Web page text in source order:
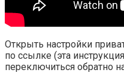
Открыть настройки
по ссылке (эта
переключиться обратно